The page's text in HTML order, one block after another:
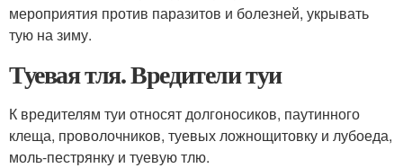
мероприятия против паразитов и болезней, укрывать
тую на зиму.
Туевая тля. Вредители туи
К вредителям туи относят долгоносиков, паутинного
клеща, проволочников, туевых ложнощитовку и лубоеда,
моль-пестрянку и туевую тлю.